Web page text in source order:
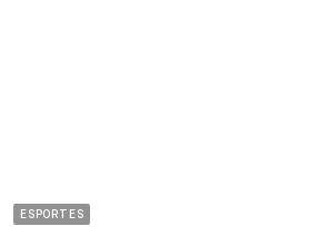
ESPORTES